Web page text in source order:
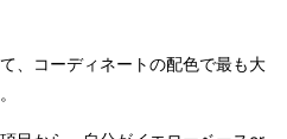
、コーディネートの配色で最も大